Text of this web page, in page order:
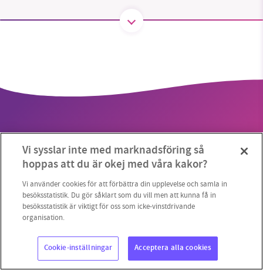
Copyright 2023 © Supermiljöbloggen
Vi sysslar inte med marknadsföring så
hoppas att du är okej med våra kakor?
Vi använder cookies för att förbättra din upplevelse och samla in
besöksstatistik. Du gör såklart som du vill men att kunna få in
besöksstatistik är viktigt för oss som icke-vinstdrivande
organisation.
Cookie-inställningar Acceptera alla cookies